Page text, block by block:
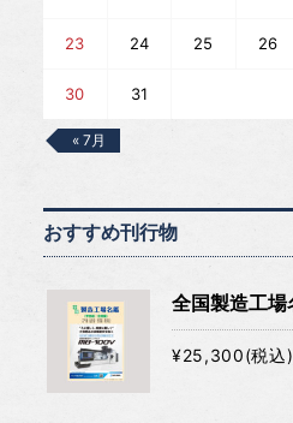
23 24 25 26
30 31
« 7月
おすすめ刊行物
全国製造工場
¥25,300(税込)